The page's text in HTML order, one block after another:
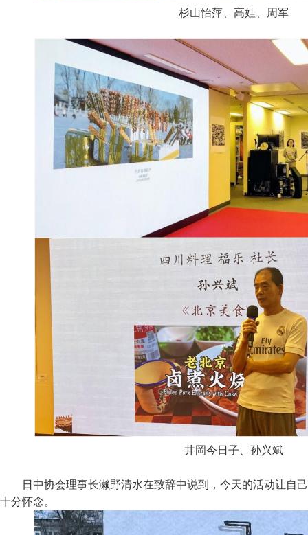
杉山怡萍、高娃、周军
井岡今日子、孙兴斌
日中协会理事长濑野清水在致辞中说到，今天的活动让自
十分怀念。